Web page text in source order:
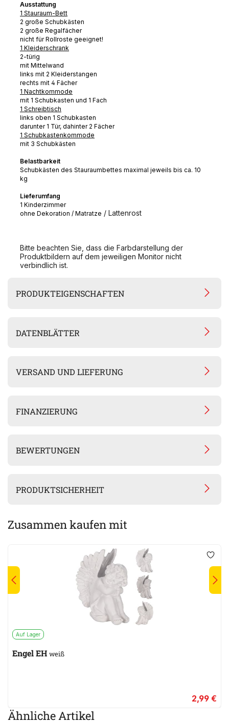
Ausstattung
1 Stauraum-Bett
2 große Schubkästen
2 große Regalfächer
nicht für Rollroste geeignet!
1 Kleiderschrank
2-türig
mit Mittelwand
links mit 2 Kleiderstangen
rechts mit 4 Fächer
1 Nachtkommode
mit 1 Schubkasten und 1 Fach
1 Schreibtisch
links oben 1 Schubkasten
darunter 1 Tür, dahinter 2 Fächer
1 Schubkastenkommode
mit 3 Schubkästen
Belastbarkeit
Schubkästen des Stauraumbettes maximal jeweils bis ca. 10
kg
Lieferumfang
1 Kinderzimmer
ohne Dekoration / Matratze / Lattenrost
Bitte beachten Sie, dass die Farbdarstellung der
Produktbildern auf dem jeweiligen Monitor nicht
verbindlich ist.
PRODUKTEIGENSCHAFTEN
DATENBLÄTTER
VERSAND UND LIEFERUNG
FINANZIERUNG
BEWERTUNGEN
PRODUKTSICHERHEIT
Zusammen kaufen mit
Auf Lager
Engel EH weiß
2,99 €
Ähnliche Artikel